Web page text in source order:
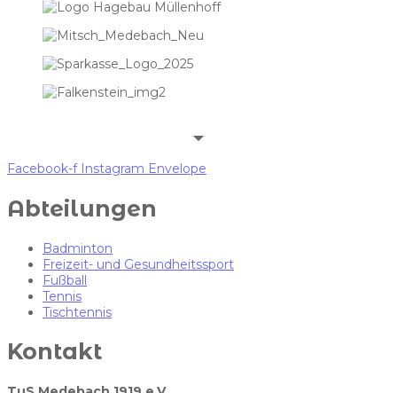
Facebook-f Instagram Envelope
Abteilungen
Badminton
Freizeit- und Gesundheitssport
Fußball
Tennis
Tischtennis
Kontakt